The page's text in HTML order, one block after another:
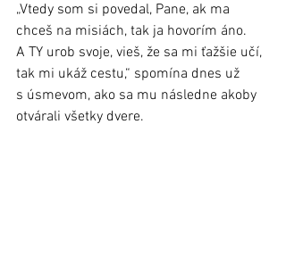
„Vtedy som si povedal, Pane, ak ma
chceš na misiách, tak ja hovorím áno.
A TY urob svoje, vieš, že sa mi ťažšie učí,
tak mi ukáž cestu,“ spomína dnes už
s úsmevom, ako sa mu následne akoby
otvárali všetky dvere.